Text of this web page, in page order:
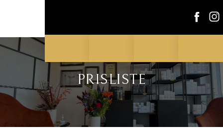
PRISLISTE​